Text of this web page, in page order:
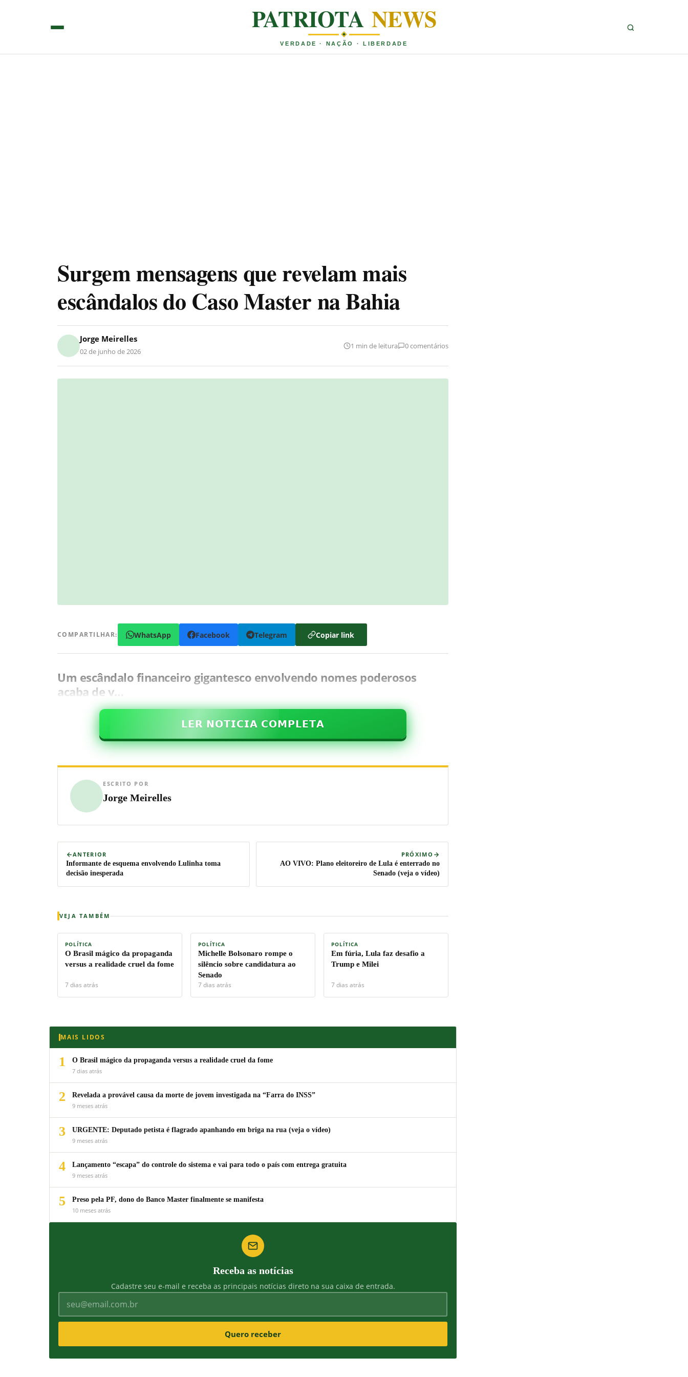
PATRIOTA NEWS
VERDADE · NAÇÃO · LIBERDADE
Surgem mensagens que revelam mais
escândalos do Caso Master na Bahia
Jorge Meirelles
02 de junho de 2026
1 min de leitura 0 comentários
COMPARTILHAR: WhatsApp Facebook Telegram Copiar link
Um escândalo financeiro gigantesco envolvendo nomes poderosos
acaba de v…
𝗟𝗘𝗥 𝗡𝗢𝗧𝗜𝗖𝗜𝗔 𝗖𝗢𝗠𝗣𝗟𝗘𝗧𝗔
ESCRITO POR
Jorge Meirelles
ANTERIOR
Informante de esquema envolvendo Lulinha toma
decisão inesperada
PRÓXIMO
AO VIVO: Plano eleitoreiro de Lula é enterrado no
Senado (veja o vídeo)
VEJA TAMBÉM
POLÍTICA
O Brasil mágico da propaganda
versus a realidade cruel da fome
7 dias atrás
POLÍTICA
Michelle Bolsonaro rompe o
silêncio sobre candidatura ao
Senado
7 dias atrás
POLÍTICA
Em fúria, Lula faz desafio a
Trump e Milei
7 dias atrás
MAIS LIDOS
1
O Brasil mágico da propaganda versus a realidade cruel da fome
7 dias atrás
2
Revelada a provável causa da morte de jovem investigada na “Farra do INSS”
9 meses atrás
3
URGENTE: Deputado petista é flagrado apanhando em briga na rua (veja o vídeo)
9 meses atrás
4
Lançamento “escapa” do controle do sistema e vai para todo o país com entrega gratuita
9 meses atrás
5
Preso pela PF, dono do Banco Master finalmente se manifesta
10 meses atrás
Receba as notícias
Cadastre seu e-mail e receba as principais notícias direto na sua caixa de entrada.
Quero receber